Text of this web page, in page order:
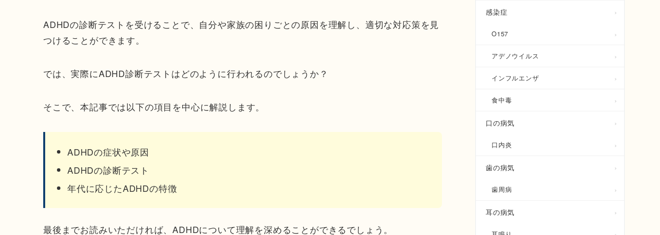
ADHDの診断テストを受けることで、自分や家族の困りごとの原因を理解し、適切な対応策を見
つけることができます。
では、実際にADHD診断テストはどのように行われるのでしょうか？
そこで、本記事では以下の項目を中心に解説します。
ADHDの症状や原因
ADHDの診断テスト
年代に応じたADHDの特徴
最後までお読みいただければ、ADHDについて理解を深めることができるでしょう。
感染症
O157
アデノウイルス
インフルエンザ
食中毒
口の病気
口内炎
歯の病気
歯周病
耳の病気